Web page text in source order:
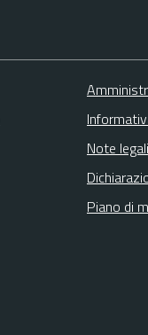
Note legali
Piano di